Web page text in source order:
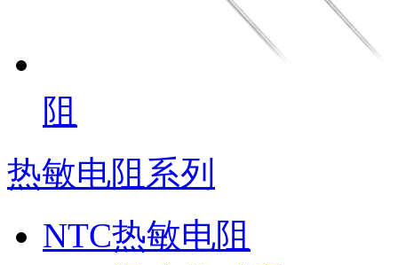
阻
热敏电阻系列
NTC热敏电阻